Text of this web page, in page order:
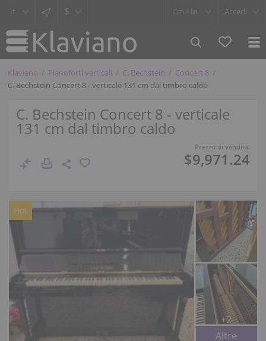
$ Cm / In Accedi
Klaviano Pianoforti verticali C. Bechstein
Concert 8
C. Bechstein Concert 8 - verticale 131 cm dal timbro caldo
C. Bechstein Concert 8 - verticale
131 cm dal timbro caldo
Prezzo di vendita:
$9,971.24
Hot
+2
Altre